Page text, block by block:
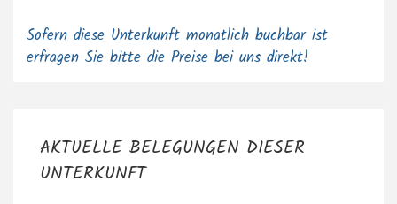
Sofern diese Unterkunft monatlich buchbar ist
erfragen Sie bitte die Preise bei uns direkt!
AKTUELLE BELEGUNGEN DIESER
UNTERKUNFT